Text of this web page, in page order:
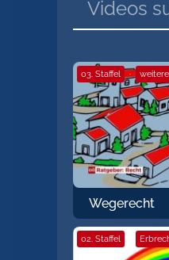
03. Staffel ·
Wegerecht
02. Staffel